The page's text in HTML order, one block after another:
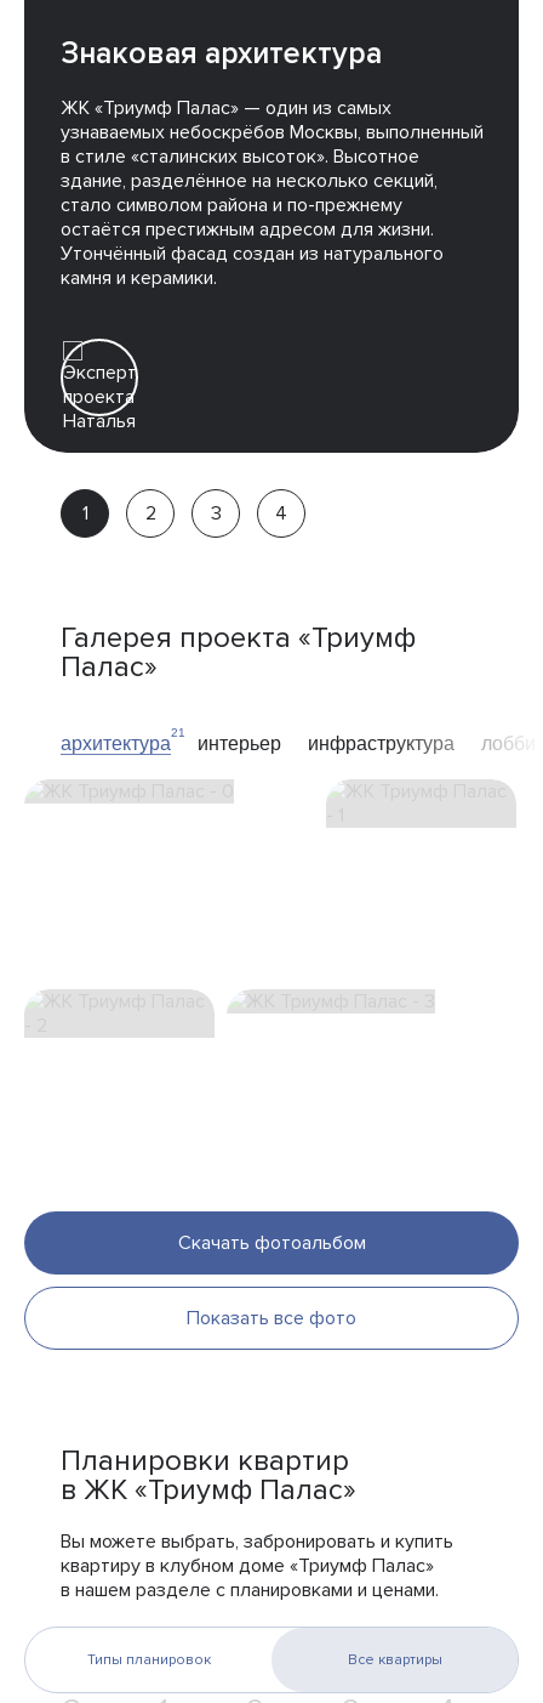
Знаковая архитектура
ЖК «Триумф Палас» — один из самых
узнаваемых небоскрёбов Москвы, выполненный
в стиле «сталинских высоток». Высотное
здание, разделённое на несколько секций,
стало символом района и по-прежнему
остаётся престижным адресом для жизни.
Утончённый фасад создан из натурального
камня и керамики.
Партнёр
компании
Галерея проекта «Триумф
Палас»
архитектура
21
интерьер инфраструктура лобби
Скачать фотоальбом
Показать все фото
Планировки квартир
в ЖК «Триумф Палас»
Вы можете выбрать, забронировать и купить
квартиру в клубном доме «Триумф Палас»
в нашем разделе с планировками и ценами.
Типы планировок Все квартиры